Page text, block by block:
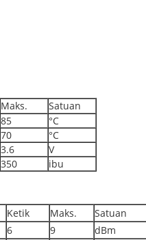
Maks.
Satuan
85
°C
70
°C
3.6
V
350 ibu
Ketik Maks. Satuan
6 9 dBm